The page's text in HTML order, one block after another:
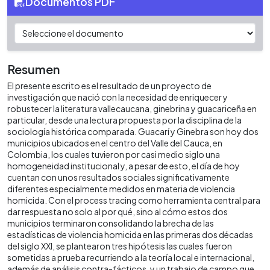
Resumen
El presente escrito es el resultado de un proyecto de
investigación que nació con la necesidad de enriquecer y
robustecer la literatura vallecaucana, ginebrina y guacariceña en
particular, desde una lectura propuesta por la disciplina de la
sociología histórica comparada. Guacarí y Ginebra son hoy dos
municipios ubicados en el centro del Valle del Cauca, en
Colombia, los cuales tuvieron por casi medio siglo una
homogeneidad institucional y, a pesar de esto, el día de hoy
cuentan con unos resultados sociales significativamente
diferentes especialmente medidos en materia de violencia
homicida. Con el process tracing como herramienta central para
dar respuesta no solo al por qué, sino al cómo estos dos
municipios terminaron consolidando la brecha de las
estadísticas de violencia homicida en las primeras dos décadas
del siglo XXI, se plantearon tres hipótesis las cuales fueron
sometidas a prueba recurriendo a la teoría local e internacional,